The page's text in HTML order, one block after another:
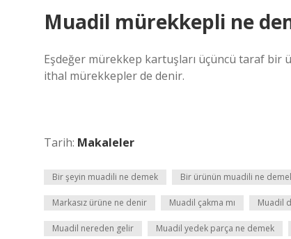
Muadil mürekkepli ne
Eşdeğer mürekkep kartuşları üçüncü taraf bir
ithal mürekkepler de denir.
Tarih: Makaleler
Bir şeyin muadili ne demek Bir ürünün muadili ne
Markasız ürüne ne denir Muadil çakma mı Muadil
Muadil nereden gelir Muadil yedek parça ne demek